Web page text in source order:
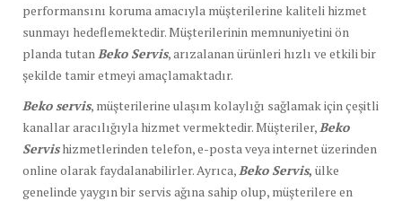
performansını koruma amacıyla müşterilerine kaliteli hizmet
sunmayı hedeflemektedir. Müşterilerinin memnuniyetini ön
planda tutan Beko Servis, arızalanan ürünleri hızlı ve etkili bir
şekilde tamir etmeyi amaçlamaktadır.
Beko servis, müşterilerine ulaşım kolaylığı sağlamak için çeşitli
kanallar aracılığıyla hizmet vermektedir. Müşteriler, Beko
Servishizmetlerinden telefon, e-posta veya internet üzerinden
online olarak faydalanabilirler. Ayrıca, Beko Servis, ülke
genelinde yaygın bir servis ağına sahip olup, müşterilere en